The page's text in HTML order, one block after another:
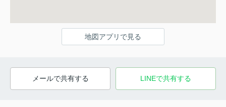
地図アプリで見る
メールで共有する LINEで共有する